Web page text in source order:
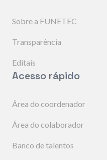
Sobre a FUNETEC
Transparência
Editais
Acesso rápido
Área do coordenador
Área do colaborador
Banco de talentos